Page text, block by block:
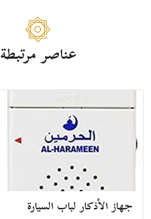
عناصر مرتبطة
جهاز الأذكار لباب السيارة